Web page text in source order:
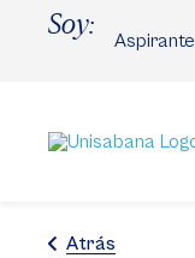
Soy:
Aspirante
Atrás